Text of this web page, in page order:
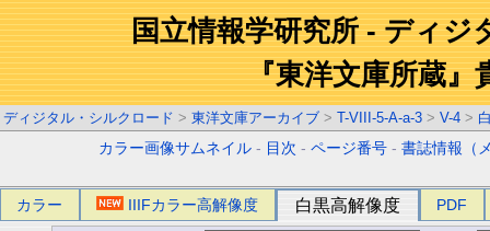
国立情報学研究所 - ディジ
『東洋文庫所蔵』
ディジタル・シルクロード > 東洋文庫アーカイブ > T-VIII-5-A-a-3 > V-4 >
カラー画像サムネイル - 目次 -ページ番号 -書誌情報（
カラー IIIFカラー高解像度 白黒高解像度 PDF